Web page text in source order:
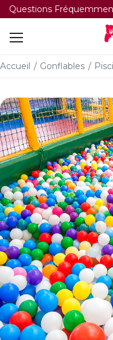
Questions
Accueil / Gonflables /